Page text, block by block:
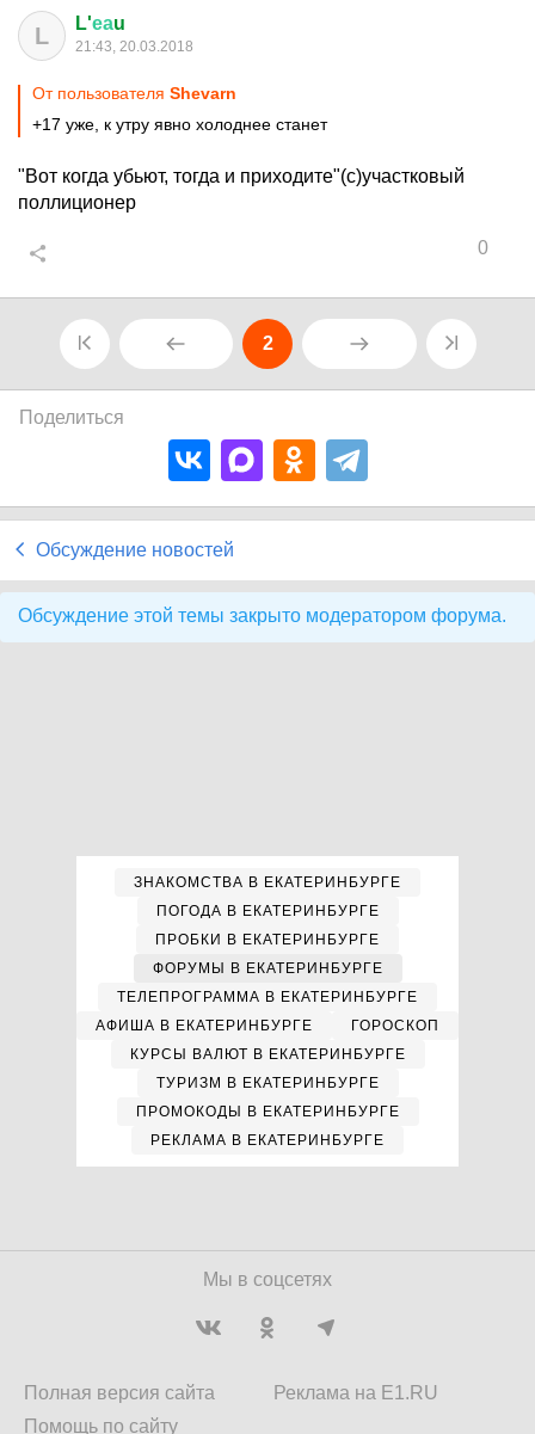
L L'еаu
21:43, 20.03.2018
От пользователя Shevarn
+17 уже, к утру явно холоднее станет
"Вот когда убьют, тогда и приходите"(с)участковый
поллиционер
0
2
Поделиться
Обсуждение новостей
Обсуждение этой темы закрыто модератором форума.
ЗНАКОМСТВА В ЕКАТЕРИНБУРГЕ
ПОГОДА В ЕКАТЕРИНБУРГЕ
ПРОБКИ В ЕКАТЕРИНБУРГЕ
ФОРУМЫ В ЕКАТЕРИНБУРГЕ
ТЕЛЕПРОГРАММА В ЕКАТЕРИНБУРГЕ
АФИША В ЕКАТЕРИНБУРГЕ
ГОРОСКОП
КУРСЫ ВАЛЮТ В ЕКАТЕРИНБУРГЕ
ТУРИЗМ В ЕКАТЕРИНБУРГЕ
ПРОМОКОДЫ В ЕКАТЕРИНБУРГЕ
РЕКЛАМА В ЕКАТЕРИНБУРГЕ
Мы в соцсетях
Полная версия сайта
Помощь по сайту
Реклама на E1.RU